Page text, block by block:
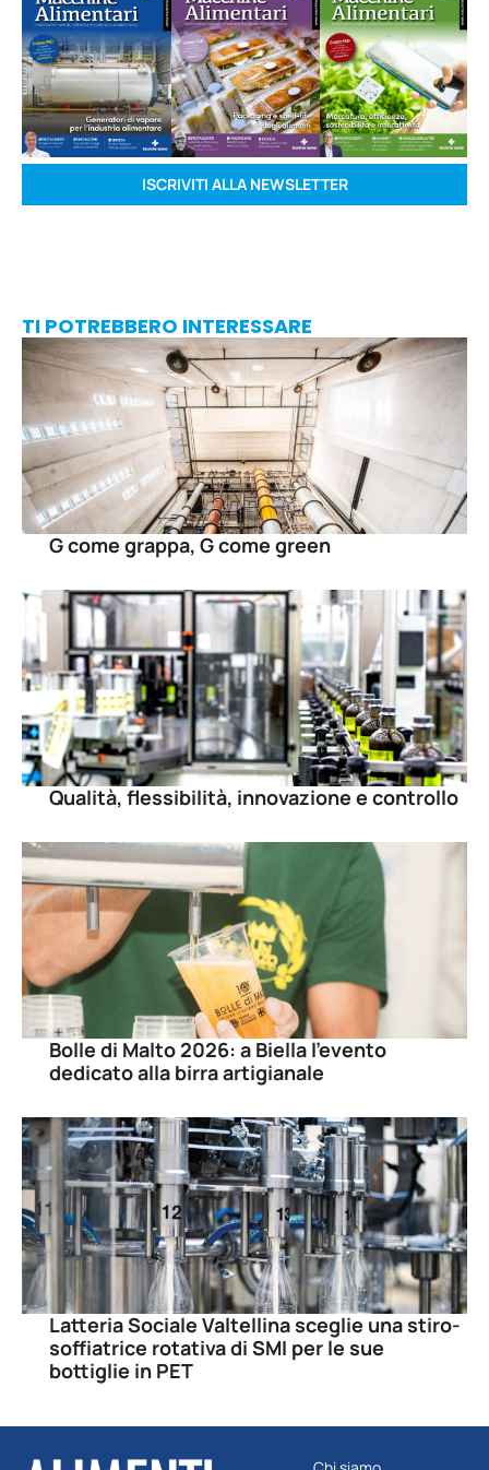
ISCRIVITI ALLA NEWSLETTER
TI POTREBBERO INTERESSARE
G come grappa, G come green
Qualità, flessibilità, innovazione e controllo
Bolle di Malto 2026: a Biella l’evento
dedicato alla birra artigianale
Latteria Sociale Valtellina sceglie una stiro-
soffiatrice rotativa di SMI per le sue
bottiglie in PET